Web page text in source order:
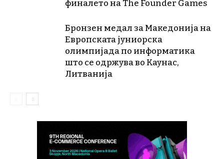
финалето на The Founder Games
Бронзен медал за Македонија на
Европската јуниорска
олимпијада по информатика
што се одржува во Каунас,
Литванија